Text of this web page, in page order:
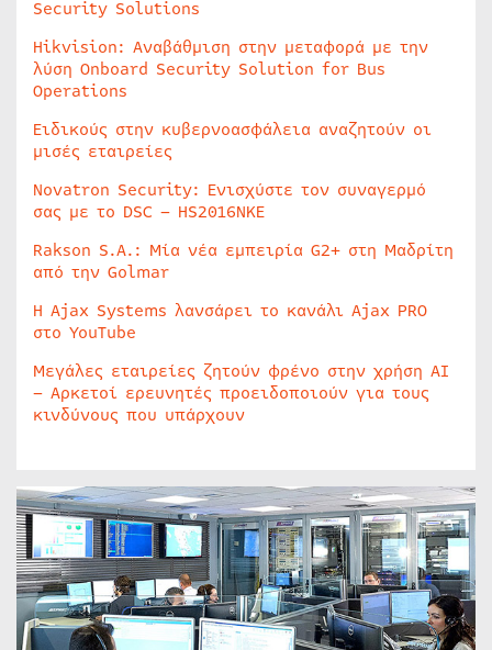
Security Solutions
Hikvision: Αναβάθμιση στην μεταφορά με την
λύση Onboard Security Solution for Bus
Operations
Ειδικούς στην κυβερνοασφάλεια αναζητούν οι
μισές εταιρείες
Novatron Security: Ενισχύστε τον συναγερμό
σας με το DSC – HS2016NKE
Rakson S.A.: Μία νέα εμπειρία G2+ στη Μαδρίτη
από την Golmar
Η Ajax Systems λανσάρει το κανάλι Ajax PRO
στο YouTube
Μεγάλες εταιρείες ζητούν φρένο στην χρήση AI
– Αρκετοί ερευνητές προειδοποιούν για τους
κινδύνους που υπάρχουν